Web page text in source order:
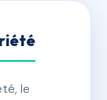
le